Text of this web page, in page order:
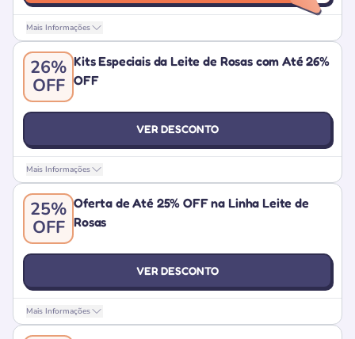
Mais Informações
26%
OFF
Kits Especiais da Leite de Rosas com Até 26%
OFF
VER DESCONTO
Mais Informações
25%
OFF
Oferta de Até 25% OFF na Linha Leite de
Rosas
VER DESCONTO
Mais Informações